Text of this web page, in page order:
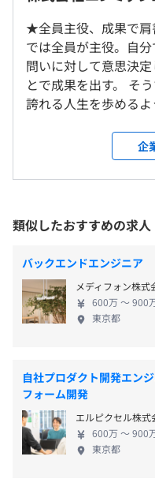
・不動産業界向けCRM
オートメーション）シ
件定義、設計、実装、
・セミナー管理用アプ
義、設計）
・グループウェアの受
計、実装、テスト、運
・会員向けポータルサ
受験費用を会社で負担
定あり）
■経営者視点と事業オ
境
ている方もいらっしゃ
就業場所の変更範囲
＜雇入時＞
東京本社
＜変更範囲＞
※都内でのオフィス移
9:00〜18:00
休憩時間：60分 ※昼食
主性に任せています
平均残業時間：平均25
■年末年始休暇（5日）
■産前・産後休暇
■育児休暇
■時間外手当全額支給
■出張手当
■役職手当
■資格手当（『
時に3万円～）
■家賃補助（指定のエ
★全員主役、成果で
では全員が主役。自
問いに対して意思決
とで成果を出す。 そ
誇れる人生を歩める
したSaaSシステムの
グ、BtoBセールスコ
ーネット広告など、
特にSalesforceコンサ
CRMやMA領域を中心
専門チームが、企業成
構築を一気通貫で支援していま
ルスコンサルティング
化する」をミッション
ナレッジと実務を提供してい
業成長のために、
Salesforceを用いた
おこなうためにはシス
とは明確です。 当社
領域の専門チームが高
企業成長を実現する
企
類似したおすすめの求人
バックエンドエンジニア
メディフォン株式
600万 〜 900
東京都
自社プロダクト開発エン
フォーム開発
エルピクセル株式
600万 〜 900
東京都